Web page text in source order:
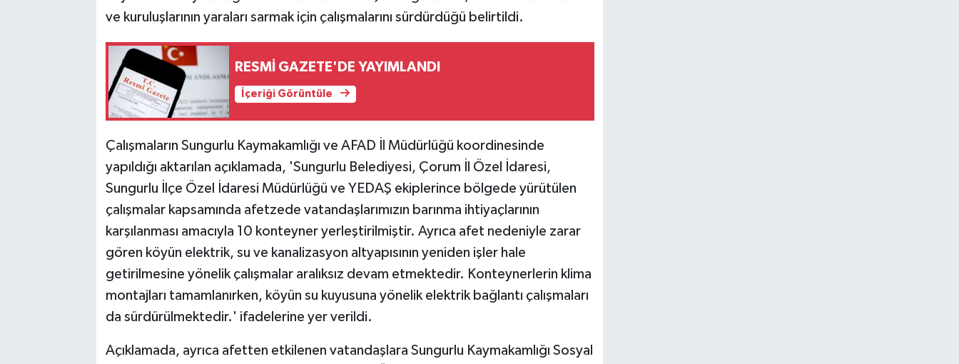
ve kuruluşlarının yaraları sarmak için çalışmalarını sürdürdüğü belirtildi.
RESMİ GAZETE'DE YAYIMLANDI
İçeriği Görüntüle
Çalışmaların Sungurlu Kaymakamlığı ve AFAD İl Müdürlüğü koordinesinde
yapıldığı aktarılan açıklamada, 'Sungurlu Belediyesi, Çorum İl Özel İdaresi,
Sungurlu İlçe Özel İdaresi Müdürlüğü ve YEDAŞ ekiplerince bölgede yürütülen
çalışmalar kapsamında afetzede vatandaşlarımızın barınma ihtiyaçlarının
karşılanması amacıyla 10 konteyner yerleştirilmiştir. Ayrıca afet nedeniyle zarar
gören köyün elektrik, su ve kanalizasyon altyapısının yeniden işler hale
getirilmesine yönelik çalışmalar aralıksız devam etmektedir. Konteynerlerin klima
montajları tamamlanırken, köyün su kuyusuna yönelik elektrik bağlantı çalışmaları
da sürdürülmektedir.' ifadelerine yer verildi.
Açıklamada, ayrıca afetten etkilenen vatandaşlara Sungurlu Kaymakamlığı Sosyal